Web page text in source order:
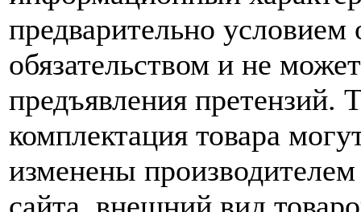
предварительно условием
обязательством и не
предъявления претензий.
комплектация товара
изменены производителем